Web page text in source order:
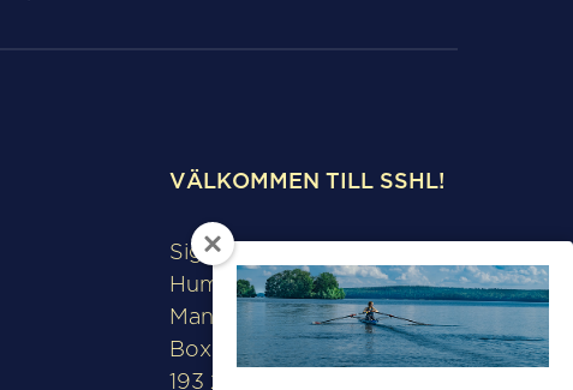
VÄLKOMMEN TILL SSHL!
Sigtunaskolan
Humanistiska Läroverket
Manfred Björkquists allé 8
Box 508
193 28 Sigtuna